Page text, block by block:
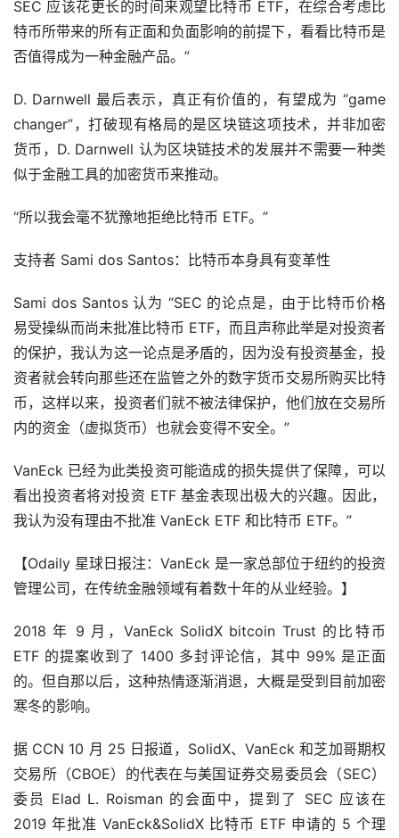
SEC 应该花更长的时间来观望比特币 ETF，在综合考虑比
特币所带来的所有正面和负面影响的前提下，看看比特币是
否值得成为一种金融产品。”
D. Darnwell 最后表示，真正有价值的，有望成为 “game
changer”，打破现有格局的是区块链这项技术，并非加密
货币，D. Darnwell 认为区块链技术的发展并不需要一种类
似于金融工具的加密货币来推动。
“所以我会毫不犹豫地拒绝比特币 ETF。”
支持者 Sami dos Santos：比特币本身具有变革性
Sami dos Santos 认为 “SEC 的论点是，由于比特币价格
易受操纵而尚未批准比特币 ETF，而且声称此举是对投资者
的保护，我认为这一论点是矛盾的，因为没有投资基金，投
资者就会转向那些还在监管之外的数字货币交易所购买比特
币，这样以来，投资者们就不被法律保护，他们放在交易所
内的资金（虚拟货币）也就会变得不安全。”
VanEck 已经为此类投资可能造成的损失提供了保障，可以
看出投资者将对投资 ETF 基金表现出极大的兴趣。因此，
我认为没有理由不批准 VanEck ETF 和比特币 ETF。”
【Odaily 星球日报注：VanEck 是一家总部位于纽约的投资
管理公司，在传统金融领域有着数十年的从业经验。】
2018 年 9 月，VanEck SolidX bitcoin Trust 的比特币
ETF 的提案收到了 1400 多封评论信，其中 99% 是正面
的。但自那以后，这种热情逐渐消退，大概是受到目前加密
寒冬的影响。
据 CCN 10 月 25 日报道，SolidX、VanEck 和芝加哥期权
交易所（CBOE）的代表在与美国证券交易委员会（SEC）
委员 Elad L. Roisman 的会面中，提到了 SEC 应该在
2019 年批准 VanEck&SolidX 比特币 ETF 申请的 5 个理